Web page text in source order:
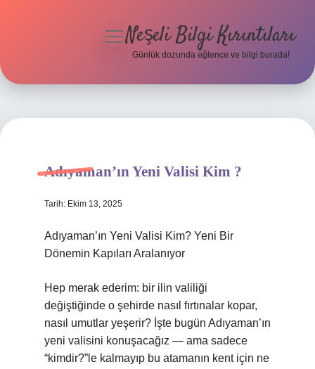
Hakkımızda
menüyüNeşeli Bilgi Kırıntıları
Günlük dozunda eğlence ve bilgi burada!
Adıyaman’ın Yeni Valisi Kim ?
Tarih: Ekim 13, 2025
Adıyaman’ın Yeni Valisi Kim? Yeni Bir
Dönemin Kapıları Aralanıyor
Hep merak ederim: bir ilin valiliği
değiştiğinde o şehirde nasıl fırtınalar kopar,
nasıl umutlar yeşerir? İşte bugün Adıyaman’ın
yeni valisini konuşacağız — ama sadece
“kimdir?”le kalmayıp bu atamanın kent için ne